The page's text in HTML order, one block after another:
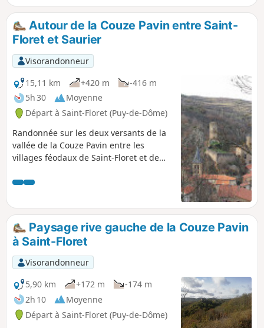
Saint-Floret, puis Tourzel, avant de
redescendre sur Saint-Cirgues-sur-
Couze et son château.
Autour de la Couze Pavin entre Saint-
Floret et Saurier
Visorandonneur
15,11 km
+420 m
-416 m
5h 30
Moyenne
Départ à Saint-Floret (Puy-de-Dôme)
Randonnée sur les deux versants de la
vallée de la Couze Pavin entre les
villages féodaux de Saint-Floret et de
médievaux remarquables et aussi avec
château de Saint-Floret, de l'église du
Chastel, de la Maison du Louvetier de
Saurier.Paysage rive gauche de la Couze Pavin
à Saint-Floret
Visorandonneur
5,90 km
+172 m
-174 m
2h 10
Moyenne
Départ à Saint-Floret (Puy-de-Dôme)